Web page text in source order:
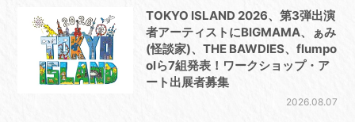
TOKYO ISLAND 2026、第3弾出演
者アーティストにBIGMAMA、ぁみ
(怪談家)、THE BAWDIES、flumpo
olら7組発表！ワークショップ・ア
ート出展者募集
2026.08.07